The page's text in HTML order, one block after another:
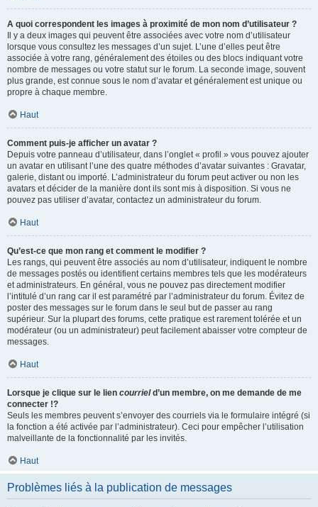
A quoi correspondent les images à proximité de mon nom d’utilisateur ?
Il y a deux images qui peuvent être associées avec votre nom d’utilisateur
lorsque vous consultez les messages d’un sujet. L’une d’elles peut être
associée à votre rang, généralement des étoiles ou des blocs indiquant votre
nombre de messages ou votre statut sur le forum. La seconde image, souvent
plus grande, est connue sous le nom d’avatar et généralement est unique ou
propre à chaque membre.
Haut
Comment puis-je afficher un avatar ?
Depuis votre panneau d’utilisateur, dans l’onglet « profil » vous pouvez ajouter
un avatar en utilisant l’une des quatre méthodes d’avatar suivantes : Gravatar,
galerie, distant ou importé. L’administrateur du forum peut activer ou non les
avatars et décider de la manière dont ils sont mis à disposition. Si vous ne
pouvez pas utiliser d’avatar, contactez un administrateur du forum.
Haut
Qu’est-ce que mon rang et comment le modifier ?
Les rangs, qui peuvent être associés au nom d’utilisateur, indiquent le nombre
de messages postés ou identifient certains membres tels que les modérateurs
et administrateurs. En général, vous ne pouvez pas directement modifier
l’intitulé d’un rang car il est paramétré par l’administrateur du forum. Évitez de
poster des messages sur le forum dans le seul but de passer au rang
supérieur. Sur la plupart des forums, cette pratique est rarement tolérée et un
modérateur (ou un administrateur) peut facilement abaisser votre compteur de
messages.
Haut
Lorsque je clique sur le lien courrield’un membre, on me demande de me
connecter !?
Seuls les membres peuvent s’envoyer des courriels via le formulaire intégré (si
la fonction a été activée par l’administrateur). Ceci pour empêcher l’utilisation
malveillante de la fonctionnalité par les invités.
Haut
Problèmes liés à la publication de messages